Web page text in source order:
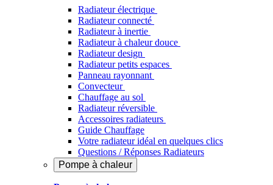
Radiateur électrique
Radiateur connecté
Radiateur à inertie
Radiateur à chaleur douce
Radiateur design
Radiateur petits espaces
Panneau rayonnant
Convecteur
Chauffage au sol
Radiateur réversible
Accessoires radiateurs
Guide Chauffage
Votre radiateur idéal en quelques clics
Questions / Réponses Radiateurs
Pompe à chaleur